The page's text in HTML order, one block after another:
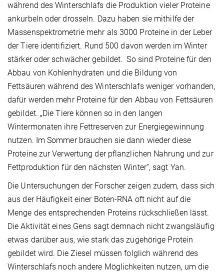
während des Winterschlafs die Produktion vieler Proteine
ankurbeln oder drosseln. Dazu haben sie mithilfe der
Massenspektrometrie mehr als 3000 Proteine in der Leber
der Tiere identifiziert. Rund 500 davon werden im Winter
stärker oder schwächer gebildet. So sind Proteine für den
Abbau von Kohlenhydraten und die Bildung von
Fettsäuren während des Winterschlafs weniger vorhanden,
dafür werden mehr Proteine für den Abbau von Fettsäuren
gebildet. „Die Tiere können so in den langen
Wintermonaten ihre Fettreserven zur Energiegewinnung
nutzen. Im Sommer brauchen sie dann wieder diese
Proteine zur Verwertung der pflanzlichen Nahrung und zur
Fettproduktion für den nächsten Winter“, sagt Yan.
Die Untersuchungen der Forscher zeigen zudem, dass sich
aus der Häufigkeit einer Boten-RNA oft nicht auf die
Menge des entsprechenden Proteins rückschließen lässt.
Die Aktivität eines Gens sagt demnach nicht zwangsläufig
etwas darüber aus, wie stark das zugehörige Protein
gebildet wird. Die Ziesel müssen folglich während des
Winterschlafs noch andere Möglichkeiten nutzen, um die